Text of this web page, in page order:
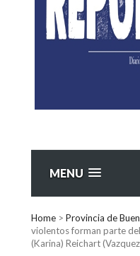
MENU
Home > Provincia de
violentos forman parte
(Karina) Reichart